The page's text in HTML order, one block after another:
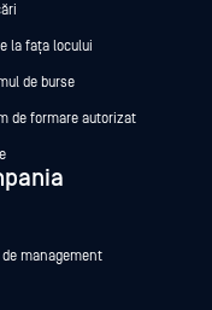
la fața locului
de burse
de formare autorizat
de management